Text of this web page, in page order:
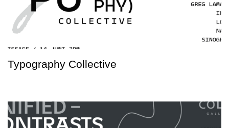
Typography Collective